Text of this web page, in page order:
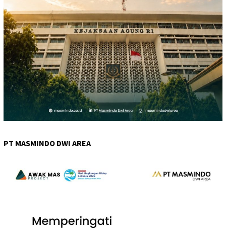
PT MASMINDO DWI AREA